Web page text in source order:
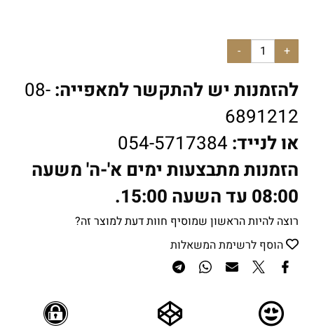
להזמנות יש להתקשר למאפייה:08-
6891212
או לנייד: 054-5717384
הזמנות מתבצעות ימים א'-ה' משעה
08:00 עד השעה 15:00.
רוצה להיות הראשון שמוסיף חוות דעת למוצר זה?
הוסף לרשימת המשאלות